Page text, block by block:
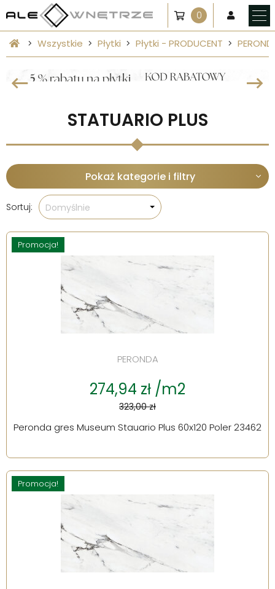
0
Wszystkie Płytki Płytki - PRODUCENT
STATUARIO PLUS
Pokaż kategorie i filtry
Sortuj: Domyślnie
Promocja!
PERONDA
274,94 zł /m2
323,00 zł
Peronda gres Museum Stauario Plus 60x120 Poler 23462
Promocja!